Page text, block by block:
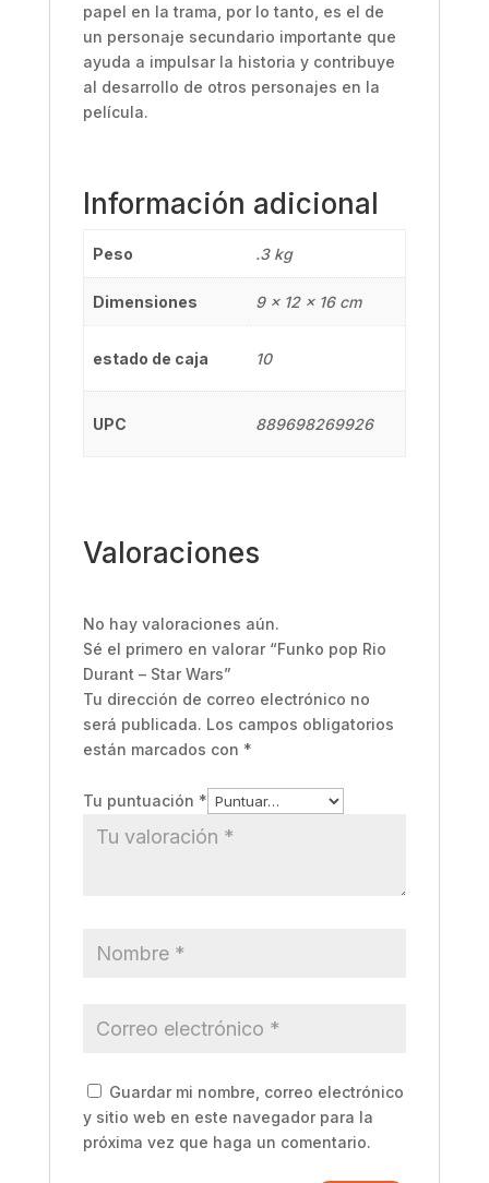
papel en la trama, por lo tanto, es el de
un personaje secundario importante que
ayuda a impulsar la historia y contribuye
al desarrollo de otros personajes en la
película.
Información adicional
Peso .3 kg
Dimensiones 9 × 12 × 16 cm
estado de caja 10
UPC 889698269926
Valoraciones
No hay valoraciones aún.
Sé el primero en valorar “Funko pop Rio
Durant – Star Wars”
Tu dirección de correo electrónico no
será publicada. Los campos obligatorios
están marcados con *
Tu puntuación *
Guardar mi nombre, correo electrónico
y sitio web en este navegador para la
próxima vez que haga un comentario.